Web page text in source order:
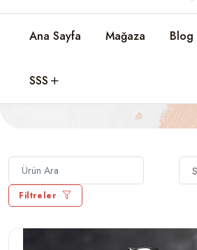
Ana Sayfa Mağaza Blog
SSS
Ana Sayfa
Filtreler